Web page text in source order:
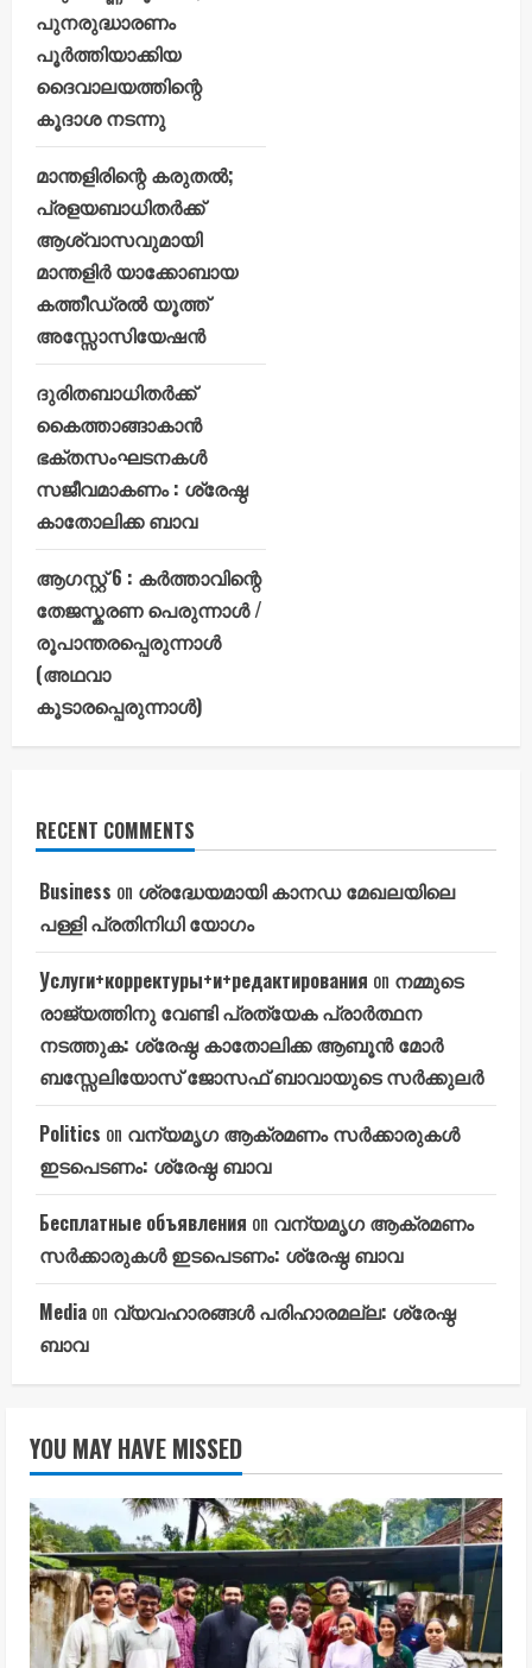
പുനരുദ്ധാരണം
പൂർത്തിയാക്കിയ
ദൈവാലയത്തിന്റെ
കൂദാശ നടന്നു
മാന്തളിരിന്റെ കരുതൽ;
പ്രളയബാധിതർക്ക്
ആശ്വാസവുമായി
മാന്തളിർ യാക്കോബായ
കത്തീഡ്രൽ യൂത്ത്
അസ്സോസിയേഷൻ
ദുരിതബാധിതർക്ക്
കൈത്താങ്ങാകാൻ
ഭക്തസംഘടനകൾ
സജീവമാകണം : ശ്രേഷ്ഠ
കാതോലിക്ക ബാവ
ആഗസ്റ്റ് 6 : കർത്താവിന്റെ
തേജസ്കരണ പെരുന്നാൾ /
രൂപാന്തരപ്പെരുന്നാൾ
(അഥവാ
കൂടാരപ്പെരുന്നാൾ)
RECENT COMMENTS
Business on ശ്രദ്ധേയമായി കാനഡ മേഖലയിലെ
പള്ളി പ്രതിനിധി യോഗം
Услуги+корректуры+и+редактирования on നമ്മുടെ
രാജ്യത്തിനു വേണ്ടി പ്രത്യേക പ്രാർത്ഥന
നടത്തുക: ശ്രേഷ്ഠ കാതോലിക്ക ആബൂൻ മോർ
ബസ്സേലിയോസ് ജോസഫ് ബാവായുടെ സർക്കുലർ
Politics on വന്യമൃഗ ആക്രമണം സർക്കാരുകൾ
ഇടപെടണം: ശ്രേഷ്ഠ ബാവ
Бесплатные объявления on വന്യമൃഗ ആക്രമണം
സർക്കാരുകൾ ഇടപെടണം: ശ്രേഷ്ഠ ബാവ
Media on വ്യവഹാരങ്ങൾ പരിഹാരമല്ല: ശ്രേഷ്ഠ
ബാവ
YOU MAY HAVE MISSED